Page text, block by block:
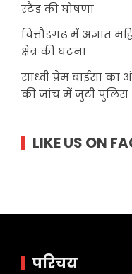
स्टैंड की घोषणा
चित्तौड़गढ़ में अज्ञात
क्षेत्र की घटना
साध्वी प्रेम बाईसा
की जांच में जुटी पुलिस
LIKE US ON
परिचय